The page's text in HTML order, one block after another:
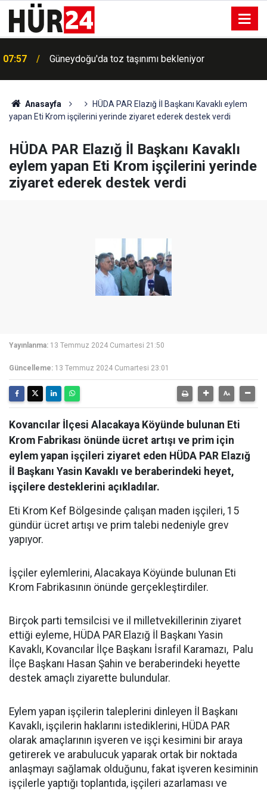
07:57 Güneydoğu'da toz taşınımı bekleniyor
Anasayfa
HÜDA PAR Elazığ İl Başkanı Kavaklı eylem
yapan Eti Krom işçilerini yerinde ziyaret ederek destek verdi
HÜDA PAR Elazığ İl Başkanı Kavaklı
eylem yapan Eti Krom işçilerini yerinde
ziyaret ederek destek verdi
Yayınlanma: 13 Temmuz 2024 Cumartesi 21:50
Güncelleme: 13 Temmuz 2024 Cumartesi 23:01
Kovancılar İlçesi Alacakaya Köyünde bulunan Eti
Krom Fabrikası önünde ücret artışı ve prim için
eylem yapan işçileri ziyaret eden HÜDA PAR Elazığ
İl Başkanı Yasin Kavaklı ve beraberindeki heyet,
işçilere desteklerini açıkladılar.
Eti Krom Kef Bölgesinde çalışan maden işçileri, 15
gündür ücret artışı ve prim talebi nedeniyle grev
yapıyor.
İşçiler eylemlerini, Alacakaya Köyünde bulunan Eti
Krom Fabrikasının önünde gerçekleştirdiler.
Birçok parti temsilcisi ve il milletvekillerinin ziyaret
ettiği eyleme, HÜDA PAR Elazığ İl Başkanı Yasin
Kavaklı, Kovancılar İlçe Başkanı İsrafil Karamazı, Palu
İlçe Başkanı Hasan Şahin ve beraberindeki heyette
destek amaçlı ziyarette bulundular.
Eylem yapan işçilerin taleplerini dinleyen İl Başkanı
Kavaklı, işçilerin haklarını istediklerini, HÜDA PAR
olarak amaçlarının işveren ve işçi kesimini bir araya
getirerek ve arabulucuk yaparak ortak bir noktada
anlaşmayı sağlamak olduğunu, fakat işveren kesiminin
işçilerle yaptığı toplantıda, işçileri azarlaması ve